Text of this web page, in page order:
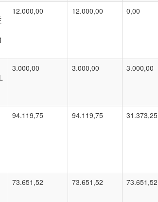
12.000,00 12.000,00 0,00
3.000,00 3.000,00 3.000,00
94.119,75 94.119,75 31.373,25
73.651,52 73.651,52 73.651,52